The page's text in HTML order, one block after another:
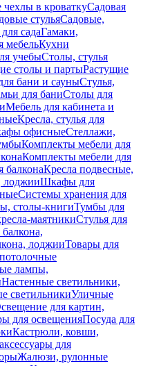
в кроваткуСадовая
стульяСадовые,
садаГамаки,
мебельКухни
учебыСтолы, стулья
столы и партыРастущие
бани и сауныСтулья,
для баниСтолы для
Мебель для кабинета и
Кресла, стулья для
офисныеСтеллажи,
Комплекты мебели для
Комплекты мебели для
балконаКресла подвесные,
лоджииШкафы для
Системы хранения для
столы-книгиТумбы для
маятникиСтулья для
лоджииТовары для
лампы,
Настенные светильники,
светильникиУличные
для картин,
для освещенияПосуда для
Кастрюли, ковши,
для
Жалюзи, рулонные